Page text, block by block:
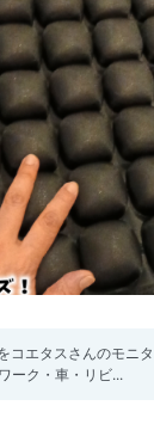
コエタスさんのモニ
ーク・車・リビ...